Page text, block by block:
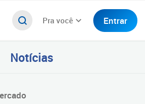
Pra você Entrar
Notícias